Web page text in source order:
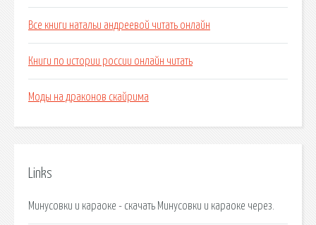
Все книги натальи андреевой читать онлайн
Книги по истории россии онлайн читать
Моды на драконов скайрима
Links
Минусовки и караоке - скачать Минусовки и караоке через.